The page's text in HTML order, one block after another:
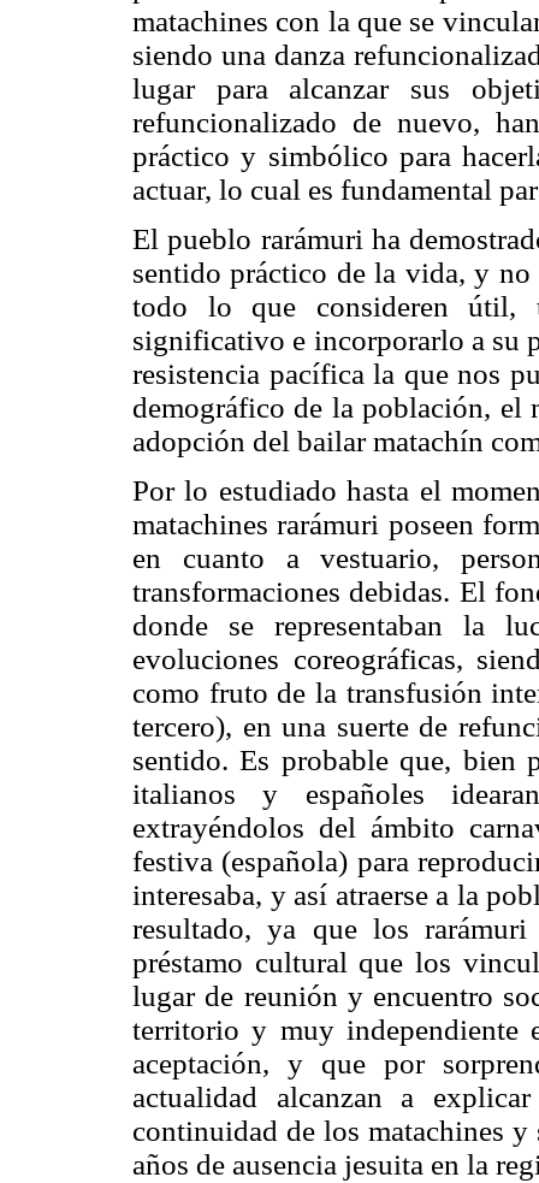
matachines con la que se
siendo una danza
lugar para alcanzar sus
refuncionalizado de nuevo,
práctico y simbólico para
actuar, lo cual es fundamental
El pueblo rarámuri ha
sentido práctico de la vida, y no
todo lo que consideren útil,
significativo e incorporarlo a su
resistencia pacífica la que nos
demográfico de la población, el
adopción del bailar matachín
Por lo estudiado hasta el
matachines rarámuri poseen
en cuanto a vestuario,
transformaciones debidas. El
donde se representaban la
evoluciones coreográficas,
como fruto de la transfusión
tercero), en una suerte de
sentido. Es probable que, bien
italianos y españoles
extrayéndolos del ámbito
festiva (española) para
interesaba, y así atraerse a la
resultado, ya que los
préstamo cultural que los
lugar de reunión y encuentro
territorio y muy independiente
aceptación, y que por
actualidad alcanzan a
continuidad de los matachines
años de ausencia jesuita en la